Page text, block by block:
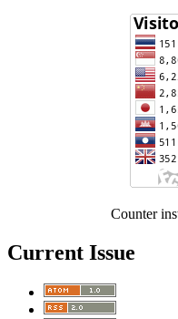
Counter
Current Issue